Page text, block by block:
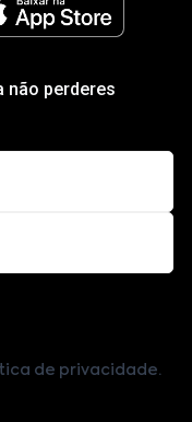
não perderes
de privacidade.